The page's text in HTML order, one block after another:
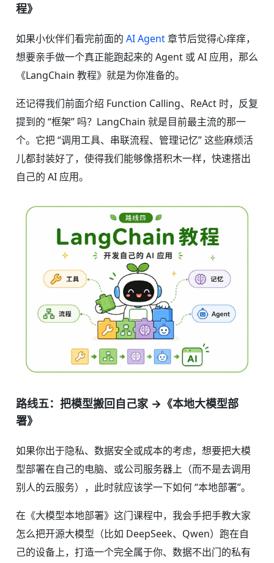
程》
如果小伙伴们看完前面的 AI Agent章节后觉得心痒痒，
想要亲手做一个真正能跑起来的 Agent 或 AI 应用，那么
《LangChain 教程》就是为你准备的。
还记得我们前面介绍 Function Calling、ReAct 时，反复
提到的 “框架” 吗？LangChain 就是目前最主流的那一
个。它把 “调用工具、串联流程、管理记忆” 这些麻烦活
儿都封装好了，使得我们能够像搭积木一样，快速搭出
自己的 AI 应用。
路线五：把模型搬回自己家 →《本地大模型部
署》
如果你出于隐私、数据安全或成本的考虑，想要把大模
型部署在自己的电脑、或公司服务器上（而不是去调用
别人的云服务），此时就应该学一下如何 “本地部署”。
在《大模型本地部署》这门课程中，我会手把手教大家
怎么把开源大模型（比如 DeepSeek、Qwen）跑在自
己的设备上，打造一个完全属于你、数据不出门的私有